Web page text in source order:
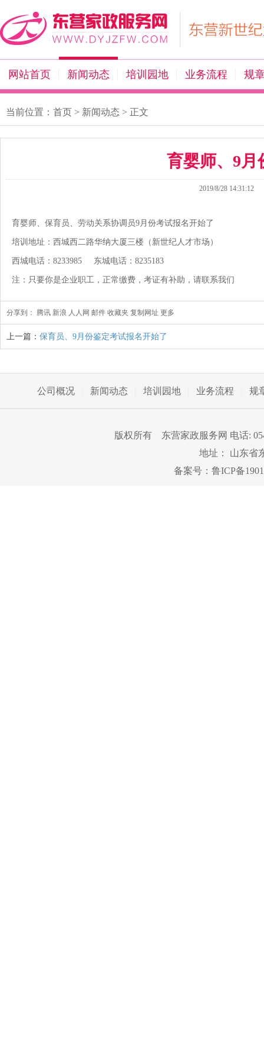
网站首页 新闻动态 培训园地 业务流程 规
当前位置： 首页 > 新闻动态 > 正文
育婴师、9月
2019/8/28 14:31:12
育婴师、保育员、劳动关系协调员9月份考试报名开始了
培训地址：西城西二路华纳大厦三楼（新世纪人才市场）
西城电话：8233985 东城电话：8235183
注：只要你是企业职工，正常缴费，考证有补助，请联系我们
分享到： 腾讯 新浪 人人网 邮件 收藏夹 复制网址 更多
上一篇： 保育员、9月份鉴定考试报名开始了
公司概况 新闻动态 培训园地 业务流程 规
版权所有 东营家政服务网 电话:
地址： 山东省
备案号： 鲁ICP备